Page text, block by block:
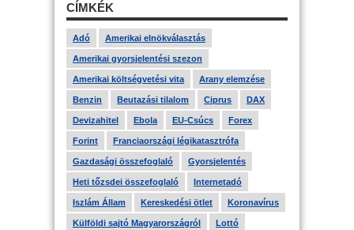
CÍMKÉK
Adó Amerikai elnökválasztás
Amerikai gyorsjelentési szezon
Amerikai költségvetési vita Arany elemzése
Benzin Beutazási tilalom Ciprus DAX
Devizahitel Ebola EU-Csúcs Forex
Forint Franciaországi légikatasztrófa
Gazdasági összefoglaló Gyorsjelentés
Heti tőzsdei összefoglaló Internetadó
Iszlám Állam Kereskedési ötlet Koronavírus
Külföldi sajtó Magyarországról Lottó